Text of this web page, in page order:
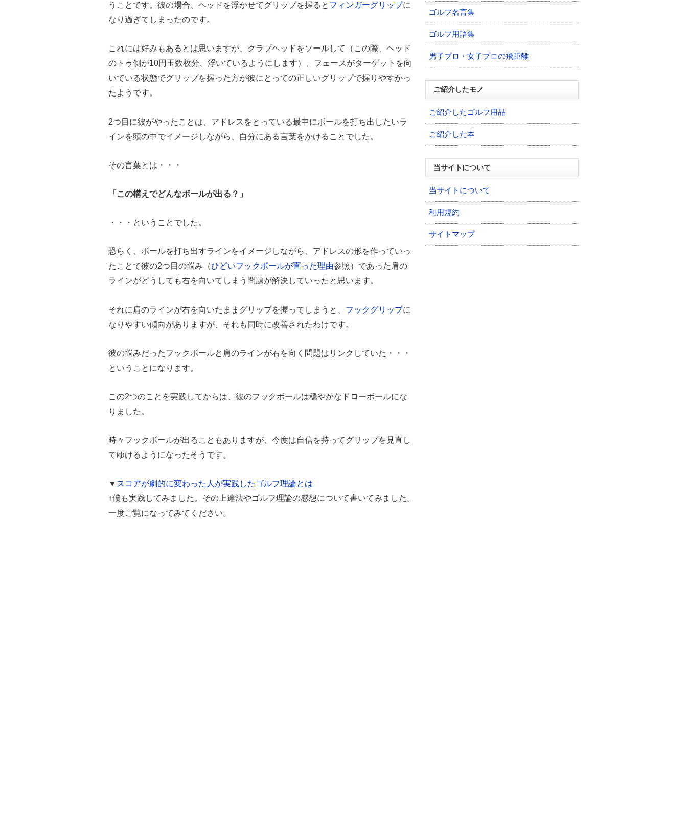
うことです。彼の場合、ヘッドを浮かせてグリップを握ると フィンガーグリップに
なり過ぎてしまったのです。
これには好みもあるとは思いますが、クラブヘッドをソールして（この際、ヘッド
のトゥ側が10円玉数枚分、浮いているようにします）、フェースがターゲットを向
いている状態でグリップを握った方が彼にとっての正しいグリップで握りやすかっ
たようです。
2つ目に彼がやったことは、アドレスをとっている最中にボールを打ち出したいラ
インを頭の中でイメージしながら、自分にある言葉をかけることでした。
その言葉とは・・・
「この構えでどんなボールが出る？」
・・・ということでした。
恐らく、ボールを打ち出すラインをイメージしながら、アドレスの形を作っていっ
たことで彼の2つ目の悩み（ひどいフックボールが直った理由参照）であった肩の
ラインがどうしても右を向いてしまう問題が解決していったと思います。
それに肩のラインが右を向いたままグリップを握ってしまうと、 フックグリップに
なりやすい傾向がありますが、それも同時に改善されたわけです。
彼の悩みだったフックボールと肩のラインが右を向く問題はリンクしていた・・・
ということになります。
この2つのことを実践してからは、彼のフックボールは穏やかなドローボールにな
りました。
時々フックボールが出ることもありますが、今度は自信を持ってグリップを見直し
てゆけるようになったそうです。
▼ スコアが劇的に変わった人が実践したゴルフ理論とは
↑僕も実践してみました。その上達法やゴルフ理論の感想について書いてみました。
一度ご覧になってみてください。
ゴルフ名言集
ゴルフ用語集
男子プロ・女子プロの飛距離
ご紹介したモノ
ご紹介したゴルフ用品
ご紹介した本
当サイトについて
当サイトについて
利用規約
サイトマップ